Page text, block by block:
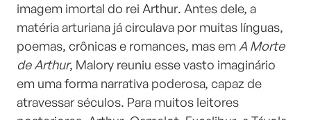
imagem imortal do rei Arthur. Antes dele, a
matéria arturiana já circulava por muitas línguas,
poemas, crônicas e romances, mas em A Morte
de Arthur, Malory reuniu esse vasto imaginário
em uma forma narrativa poderosa, capaz de
atravessar séculos. Para muitos leitores